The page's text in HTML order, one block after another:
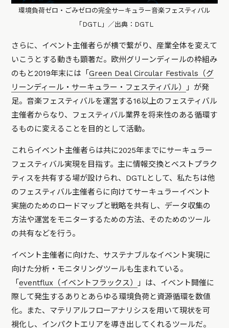
環境負荷ゼロ・ごみゼロの完全サーキュラー音楽フェスティバル
「DGTL」／出典：DGTL
さらに、イベント主催者らが横で繋がり、産業全体を変えて
いこうとする動きも顕著だ。欧州グリーンディールの枠組み
のもと2019年末には「Green Deal Circular Festivals（グ
リーンディール・サーキュラー・フェスティバル）
」が発
足。音楽フェスティバルを運営する16以上のフェスティバル
主催者からなり、フェスティバル業界を将来性のある循環す
るものに変えることを目的として活動。
これらイベント主催者らは共に2025年までにサーキュラー
フェスティバル実現を目指す。主に情報交換とベストプラク
ティスを共有する場が設けられ、DGTLとして、私たちは他
のフェスティバル主催者らに向けてサーキュラーイベント
実施のためのロードマップと戦略を共有し、データ収集の
方法や運営をモニターするための方法、そのためのツール
の共有などを行う。
イベント主催者に向けた、サステナブルなイベント実現に
向けた分析・モニタリングツールも生まれている。
「eventflux（イベントフラックス）
」は、イベント開催に
際して発生するありとあらゆる環境負荷と資源循環を数値
化。また、マテリアルフローアナリシスを用いて現状を可
視化し、インパクトエリアを導き出してくれるツールだ。